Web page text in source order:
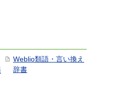
Weblio類語・言い換え
辞書